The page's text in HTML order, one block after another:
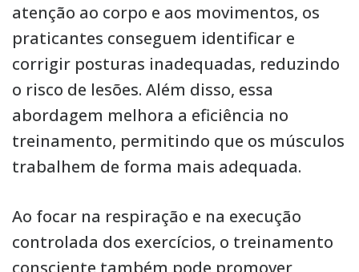
atenção ao corpo e aos movimentos, os
praticantes conseguem identificar e
corrigir posturas inadequadas, reduzindo
o risco de lesões. Além disso, essa
abordagem melhora a eficiência no
treinamento, permitindo que os músculos
trabalhem de forma mais adequada.
Ao focar na respiração e na execução
controlada dos exercícios, o treinamento
consciente também pode promover